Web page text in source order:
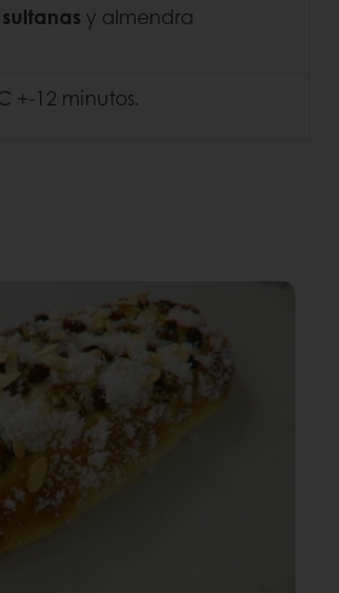
y almendra
+-12 minutos.